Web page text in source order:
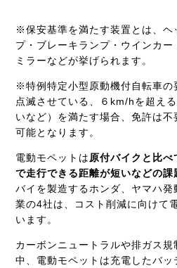
※保安基準を満たす装置とは、ヘ
プ・ブレーキランプ・ウインカー
ミラーなどが挙げられます。
※特例特定小型原動機付自転車の
点滅させている、６km/hを超え
いなど）を満たす場合、免許は
可能となります。
電動モペットは原付バイクと比
で走行できる距離が短いなどの課
バイを製造するホンダ、ヤマハ
業の4社は、コスト削減に向けて
います。
カーボンニュートラルや排ガス
中、電動モペットは充電したバ